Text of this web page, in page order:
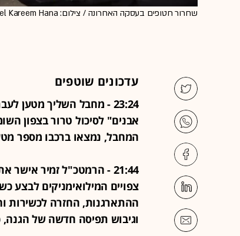
שחרור חטופים בעסקה האחרונה / צילום: ap, Abdel Kareem Hana
עדכונים שוטפים
23:24 - מחבל השליך
אבנים" לסיכול טרור בצפון
המחבל, נמצאו ברכבו מספר
צפויים המילואימניקים לבצע
ההתארגנות, החזרה לכשירות
וגיבוש תפיסה חדשה של הגנה,